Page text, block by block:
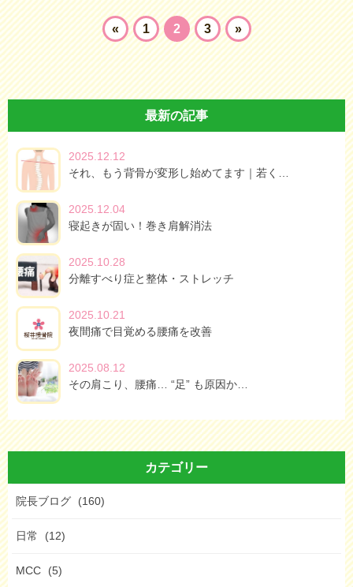
« 1 2 3 »
最新の記事
2025.12.12
それ、もう背骨が変形し始めてます｜若く…
2025.12.04
寝起きが固い！巻き肩解消法
2025.10.28
分離すべり症と整体・ストレッチ
2025.10.21
夜間痛で目覚める腰痛を改善
2025.08.12
​その肩こり、腰痛… “足” も原因か…
カテゴリー
院長ブログ (160)
日常 (12)
MCC (5)